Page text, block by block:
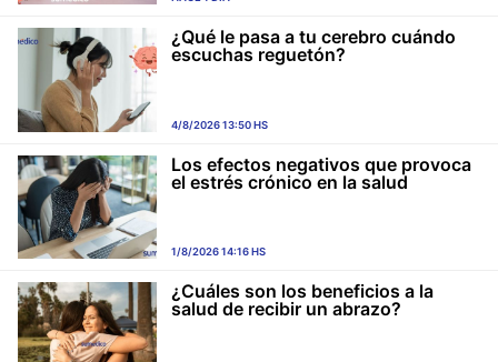
¿Qué le pasa a tu cerebro cuándo
escuchas reguetón?
4/8/2026 13:50 HS
Los efectos negativos que provoca
el estrés crónico en la salud
1/8/2026 14:16 HS
¿Cuáles son los beneficios a la
salud de recibir un abrazo?